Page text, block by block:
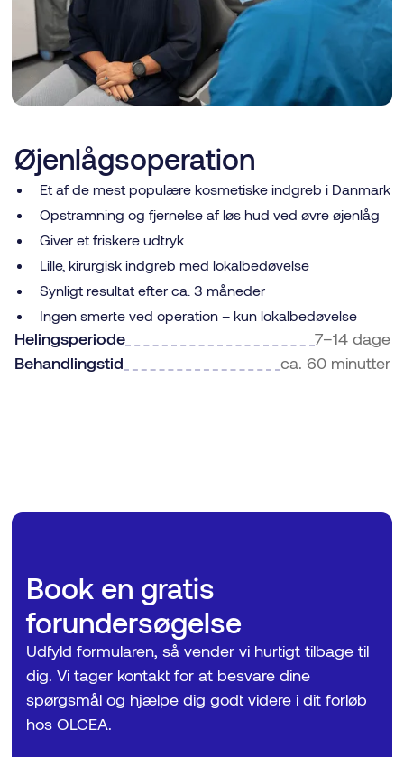
Øjenlågsoperation
Et af de mest populære kosmetiske indgreb i Danmark
Opstramning og fjernelse af løs hud ved øvre øjenlåg
Giver et friskere udtryk
Lille, kirurgisk indgreb med lokalbedøvelse
Synligt resultat efter ca. 3 måneder
Ingen smerte ved operation – kun lokalbedøvelse
Helingsperiode
7–14 dage
Behandlingstid
ca. 60 minutter
Book en gratis
forundersøgelse
Udfyld formularen, så vender vi hurtigt tilbage til
dig. Vi tager kontakt for at besvare dine
spørgsmål og hjælpe dig godt videre i dit forløb
hos OLCEA.